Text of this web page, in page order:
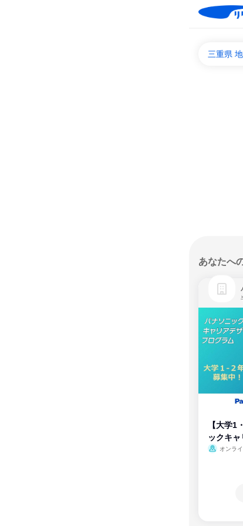
三重県
あなたへ
【大学1
ックキ
ム
オンラ